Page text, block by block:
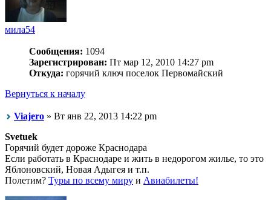
мила54
Сообщения: 1094
Зарегистрирован: Пт мар 12, 2010 14:27 pm
Откуда: горячий ключ поселок Первомайский
Вернуться к началу
Viajero » Вт янв 22, 2013 14:22 pm
Svetuek
Горячий будет дороже Краснодара
Если работать в Краснодаре и жить в недорогом жилье, то это
Яблоновский, Новая Адыгея и т.п.
Полетим? Туры по всему миру и Авиабилеты!